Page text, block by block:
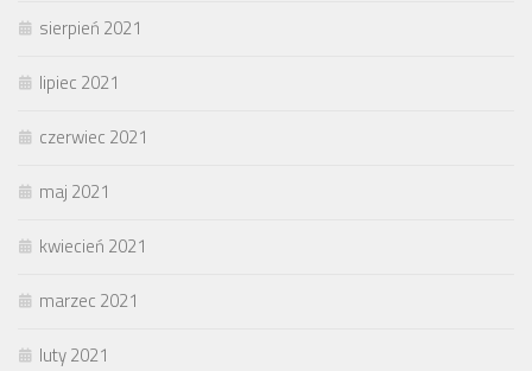
sierpień 2021
lipiec 2021
czerwiec 2021
maj 2021
kwiecień 2021
marzec 2021
luty 2021